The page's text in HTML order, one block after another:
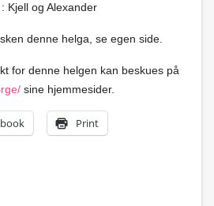
Kjell og Alexander
denne helga, se egen side.
for denne helgen kan beskues på
sine hjemmesider.
Print